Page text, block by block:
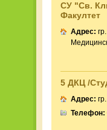
СУ "Св.
Факултет
Адрес:
5 ДКЦ /
Адрес:
Телефон: